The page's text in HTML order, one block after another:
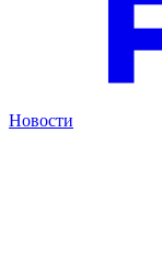
Новости